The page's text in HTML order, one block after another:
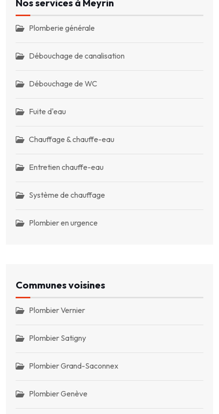
Nos services à Meyrin
Plomberie générale
Débouchage de canalisation
Débouchage de WC
Fuite d'eau
Chauffage & chauffe-eau
Entretien chauffe-eau
Système de chauffage
Plombier en urgence
Communes voisines
Plombier Vernier
Plombier Satigny
Plombier Grand-Saconnex
Plombier Genève